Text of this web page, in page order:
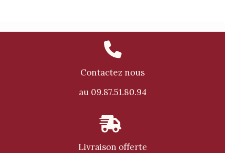

Contactez nous
au 09.87.51.80.94

Livraison offerte